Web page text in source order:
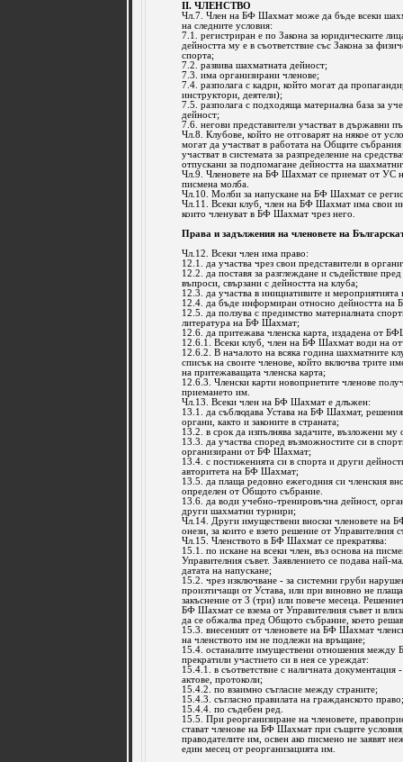
II. ЧЛЕНСТВО
Чл.7. Член на БФ Шахмат може да бъде всеки
на следните условия:
7.1. регистриран е по Закона за юридическите
дейността му е в съответствие със Закона за
спорта;
7.2. развива шахматната дейност;
7.3. има организирани членове;
7.4. разполага с кадри, който могат да
инструктори, деятели);
7.5. разполага с подходяща материална база за
дейност;
7.6. негови представители участват в държавни
Чл.8. Клубове, който не отговарят на някое от
могат да участват в работата на Общите
участват в системата за разпределение на
отпускани за подпомагане дейността на
Чл.9. Членовете на БФ Шахмат се приемат от УС
писмена молба.
Чл.10. Молби за напускане на БФ Шахмат се
Чл.11. Всеки клуб, член на БФ Шахмат има свои
които членуват в БФ Шахмат чрез него.
Права и задължения на членовете на
Чл.12. Всеки член има право:
12.1. да участва чрез свои представители в
12.2. да поставя за разглеждане и съдействие
въпроси, свързани с дейността на клуба;
12.3. да участва в инициативите и
12.4. да бъде информиран относно дейността
12.5. да ползува с предимство материалната
литература на БФ Шахмат;
12.6. да притежава членска карта, издадена от
12.6.1. Всеки клуб, член на БФ Шахмат води на
12.6.2. В началото на всяка година шахматните
списък на своите членове, който включва трите
на притежаващата членска карта;
12.6.3. Членски карти новоприетите членове
приемането им.
Чл.13. Всеки член на БФ Шахмат е длъжен:
13.1. да съблюдава Устава на БФ Шахмат,
органи, както и законите в страната;
13.2. в срок да изпълнява задачите, възложени
13.3. да участва според възможностите си в
организирани от БФ Шахмат;
13.4. с постиженията си в спорта и други
авторитета на БФ Шахмат;
13.5. да плаща редовно ежегодния си членския
определен от Общото събрание.
13.6. да води учебно-тренировъчна дейност,
други шахматни турнири;
Чл.14. Други имуществени вноски членовете на
онези, за които е взето решение от Управителния
Чл.15. Членството в БФ Шахмат се прекратява:
15.1. по искане на всеки член, въз основа на
Управителния съвет. Заявлението се подава най-
датата на напускане;
15.2. чрез изключване - за системни груби
произтичащи от Устава, или при виновно не
закъснение от 3 (три) или повече месеца.
БФ Шахмат се взема от Управителния съвет и
да се обжалва пред Общото събрание, което
15.3. внесеният от членовете на БФ Шахмат
на членството им не подлежи на връщане;
15.4. останалите имуществени отношения между
прекратили участието си в нея се уреждат:
15.4.1. в съответствие с наличната документация
актове, протоколи;
15.4.2. по взаимно съгласие между страните;
15.4.3. съгласно правилата на гражданското право;
15.4.4. по съдебен ред.
15.5. При реорганизиране на членовете,
стават членове на БФ Шахмат при същите
праводателите им, освен ако писмено не заявят
един месец от реорганизацията им.